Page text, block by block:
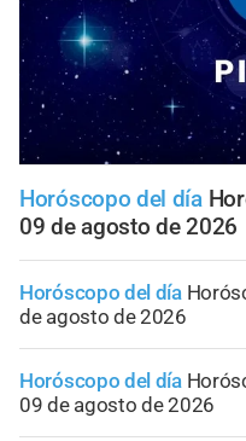
Horóscopo del día
09 de agosto de 2026
Horóscopo del día
de agosto de 2026
Horóscopo del día
09 de agosto de 2026